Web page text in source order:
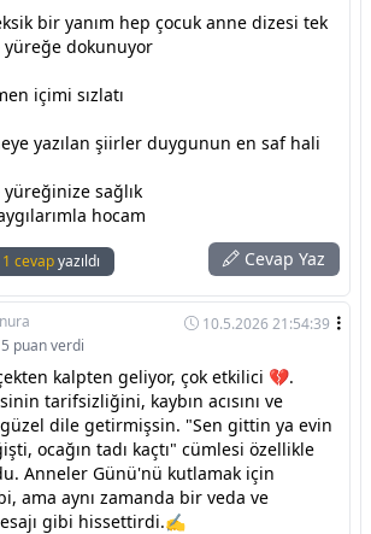
bir yanım hep çocuk anne dizesi tek
yüreğe dokunuyor
içimi sızlatı
yazılan şiirler duygunun en saf hali
sağlık
hocam
1 cevapyazıldı Cevap Yaz
10.5.2026 21:54:39
5 puan verdi
kalpten geliyor, çok etkilici 💔.
tarifsizliğini, kaybın acısını ve
dile getirmişsin. "Sen gittin ya evin
ocağın tadı kaçtı" cümlesi özellikle
Anneler Günü'nü kutlamak için
ama aynı zamanda bir veda ve
gibi hissettirdi.✍️